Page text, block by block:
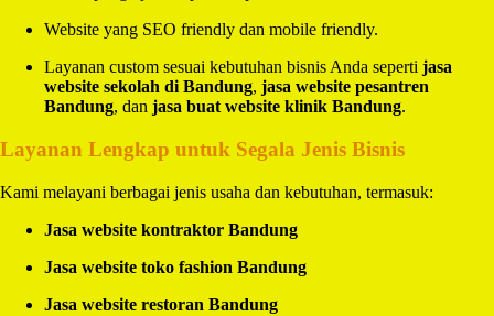
Website yang SEO friendly dan mobile friendly.
Layanan custom sesuai kebutuhan bisnis Anda seperti jasa
website sekolah di Bandung, jasa website pesantren
Bandung, dan jasa buat website klinik Bandung.
Layanan Lengkap untuk Segala Jenis Bisnis
Kami melayani berbagai jenis usaha dan kebutuhan, termasuk:
Jasa website kontraktor Bandung
Jasa website toko fashion Bandung
Jasa website restoran Bandung